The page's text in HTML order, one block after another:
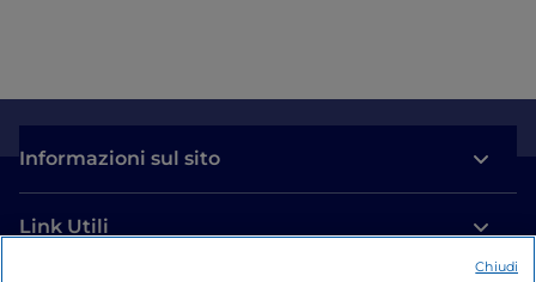
Informazioni sul sito
Link Utili
Chiudi